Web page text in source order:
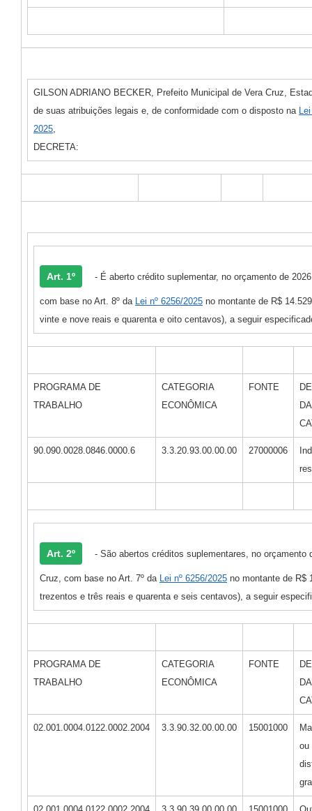
GILSON ADRIANO BECKER, Prefeito Municipal de Vera Cruz,
de suas atribuições legais e, de conformidade com o disposto na
2025,
DECRETA:
Art. 1º - É aberto crédito suplementar, no orçamento de
com base no Art. 8º da Lei nº 6256/2025 no montante de R$
vinte e nove reais e quarenta e oito centavos), a seguir
PROGRAMA DE
TRABALHO
CATEGORIA
ECONÔMICA
FONTE
DA
90.090.0028.0846.0000.6 3.3.20.93.00.00.00 27000006
Art. 2º - São abertos créditos suplementares, no orçamento
Cruz, com base no Art. 7º da Lei nº 6256/2025 no montante de R$
trezentos e três reais e quarenta e seis centavos), a seguir
PROGRAMA DE
TRABALHO
CATEGORIA
ECONÔMICA
FONTE
DA
02.001.0004.0122.0002.2004 3.3.90.32.00.00.00 15001000
ou